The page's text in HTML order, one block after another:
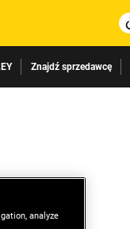
Znajdź sprzedawcę
analyze